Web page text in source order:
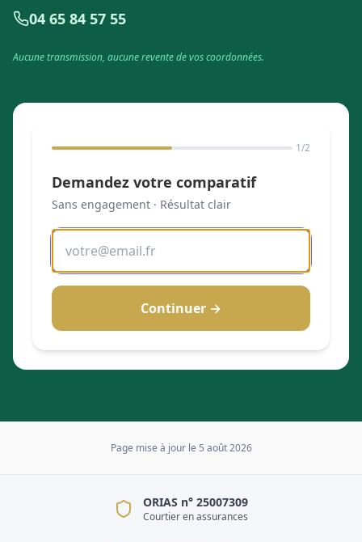
04 65 84 57 55
Aucune transmission, aucune revente de vos coordonnées.
1/2
Demandez votre comparatif
Sans engagement · Résultat clair
Continuer →
Page mise à jour le 5 août 2026
ORIAS n° 25007309
Courtier en assurances